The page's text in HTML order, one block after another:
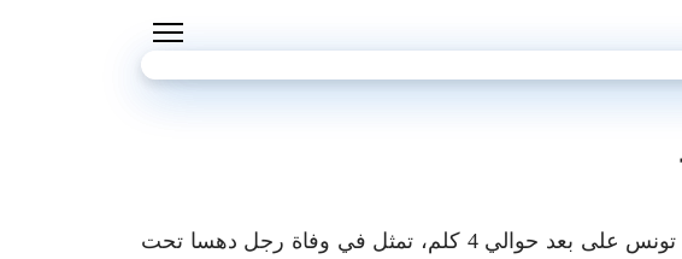
جد بعد ظهر امس الثلاثاء حادث مرور قاتل بمدينة صفاقس وتحديدا بمركز بوعصيدة بطريق تونس على بعد حوالي 4 كلم، تمثل في وفاة رجل دهسا تحت